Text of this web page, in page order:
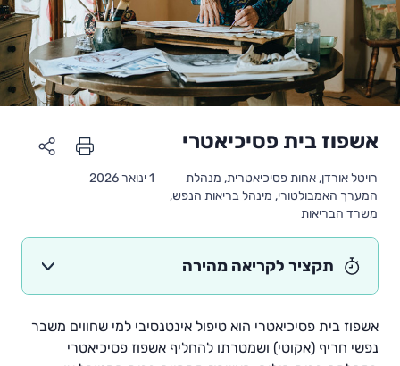
אשפוז בית פסיכיאטרי
רויטל אורדן, אחות פסיכיאטרית, מנהלת
המערך האמבולטורי, מינהל בריאות הנפש,
משרד הבריאות
1 ינואר 2026
תקציר לקריאה מהירה
אשפוז בית פסיכיאטרי הוא טיפול אינטנסיבי למי שחווים משבר
נפשי חריף (אקוטי) ושמטרתו להחליף אשפוז פסיכיאטרי